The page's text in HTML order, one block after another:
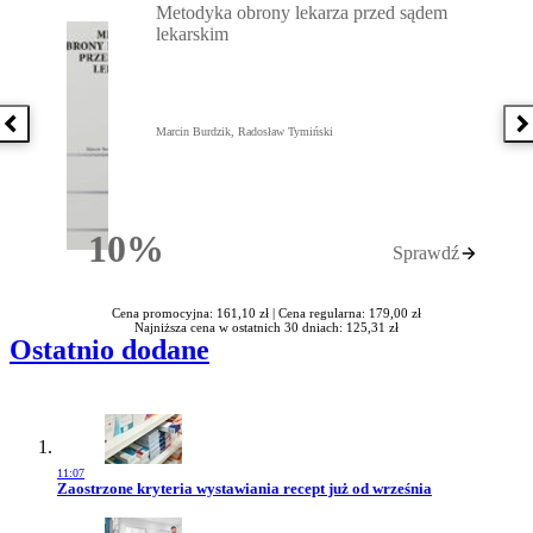
Poprzednia książka
10%Rabatu
Metodyka obrony lekarza przed sądem
lekarskim
Marcin Burdzik, Radosław Tymiński
Sprawdź
Cena promocyjna: 161,10 zł | Cena regularna: 179,00 zł
Najniższa cena w ostatnich 30 dniach: 125,31 zł
Ostatnio dodane
11:07
Przejdź do artykułu:
Zaostrzone kryteria wystawiania recept już od września